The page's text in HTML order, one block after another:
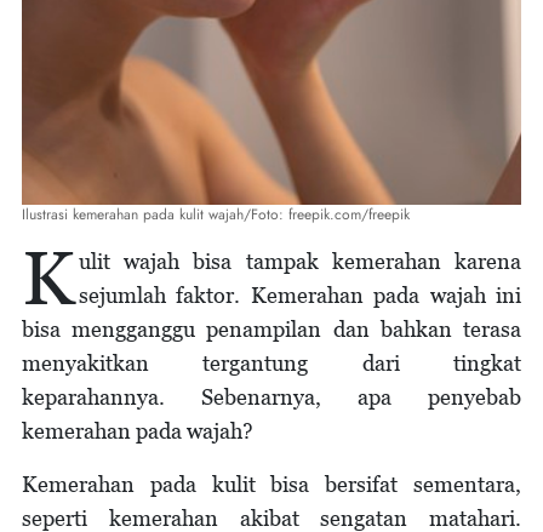
Ilustrasi kemerahan pada kulit wajah/Foto: freepik.com/freepik
Kulit wajah bisa tampak kemerahan karena
sejumlah faktor. Kemerahan pada wajah ini
bisa mengganggu penampilan dan bahkan terasa
menyakitkan tergantung dari tingkat
keparahannya. Sebenarnya, apa penyebab
kemerahan pada wajah?
Kemerahan pada kulit bisa bersifat sementara,
seperti kemerahan akibat sengatan matahari.